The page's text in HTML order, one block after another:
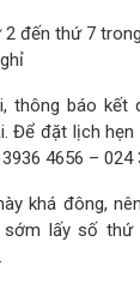
đến thứ 7
thông báo kết
Để đặt lịch
4656 – 024
khá đông,
lấy số thứ